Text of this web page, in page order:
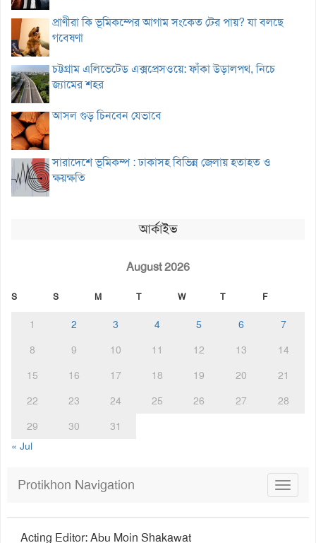
প্রাণীরা কি ভূমিকম্পের আগাম সংকেত টের পায়? যা বলছে
গবেষণা
চট্টগ্রাম এলিভেটেড এক্সপ্রেসওয়ে: ফাঁকা উড়ালপথ, নিচে
জ্যামের শহর
আসল গুড় চিনবেন যেভাবে
সারাদেশে ভূমিকম্প : ঢাকাসহ বিভিন্ন জেলায় হতাহত ও
ক্ষয়ক্ষতি
আর্কাইভ
August 2026
S S M T W T F
1 2 3 4 5 6
7
8
9 10 11 12 13
14
15
16 17 18 19 20
21
22
23 24 25 26 27
28
29
30
31
« Jul
Toggle
Protikhon Navigation
Acting Editor: Abu Moin Shakawat